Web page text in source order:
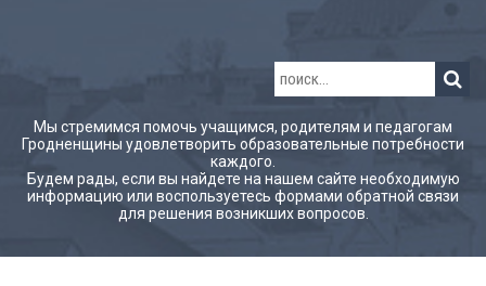
Мы стремимся помочь учащимся, родителям и педагогам
Гродненщины удовлетворить образовательные потребности
каждого.
Будем рады, если вы найдете на нашем сайте необходимую
информацию или воспользуетесь формами обратной связи
для решения возникших вопросов.